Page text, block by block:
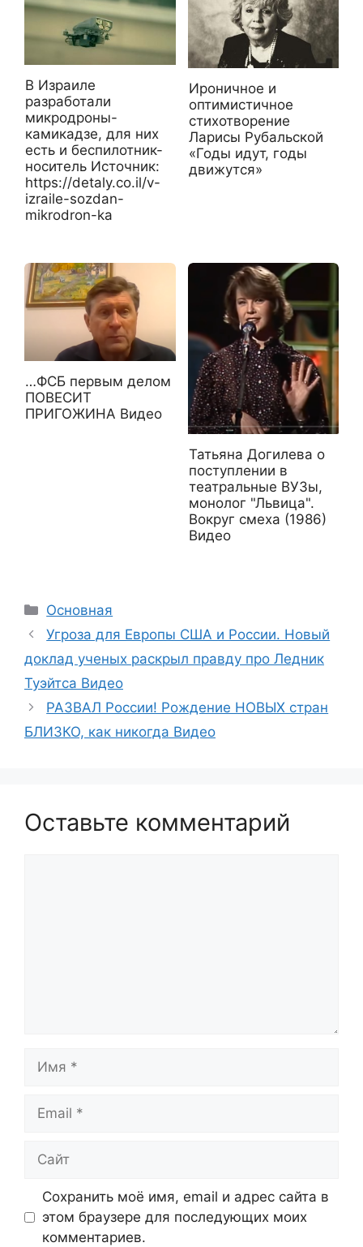
В Израиле
разработали
микродроны-
камикадзе, для них
есть и беспилотник-
носитель Источник:
https://detaly.co.il/v-
izraile-sozdan-
mikrodron-ka
Ироничное и
оптимистичное
стихотворение
Ларисы Рубальской
«Годы идут, годы
движутся»
…ФСБ первым делом
ПОВЕСИТ
ПРИГОЖИНА Видео
Татьяна Догилева о
поступлении в
театральные ВУЗы,
монолог "Львица".
Вокруг смеха (1986)
Видео
Рубрики
Основная
Угроза для Европы США и России. Новый
доклад ученых раскрыл правду про Ледник
Туэйтса Видео
РАЗВАЛ России! Рождение НОВЫХ стран
БЛИЗКО, как никогда Видео
Оставьте комментарий
Имя
Email
Сайт
Сохранить моё имя, email и адрес сайта в
этом браузере для последующих моих
комментариев.